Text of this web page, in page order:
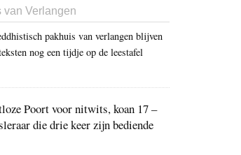
van Verlangen
pakhuis van verlangen blijven
nog een tijdje op de leestafel
Poort voor nitwits, koan 17 –
die drie keer zijn bediende